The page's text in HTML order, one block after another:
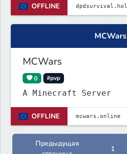
OFFLINE
MCWars
MCWars
0 #pvp
A Minecraft Server
OFFLINE
Предыдущая
1